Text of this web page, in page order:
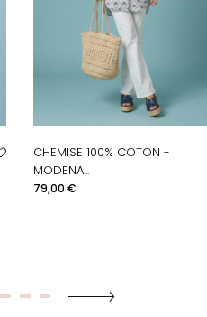
CHEMISE 100% COTON -
MODENA...
Prix
79,00 €